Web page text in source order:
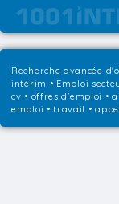
Recherche avancée
intérim • Emploi
cv • offres d'emploi •
emploi • travail •